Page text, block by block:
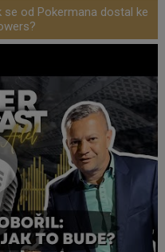
se od Pokermana dostal ke